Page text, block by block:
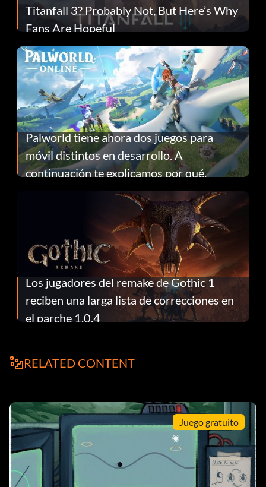
Titanfall 3? Probably Not, But Here’s Why
Fans Are Hopeful
Palworld tiene ahora dos juegos para
móvil distintos en desarrollo. A
continuación te explicamos por qué.
Los jugadores del remake de Gothic 1
reciben una larga lista de correcciones en
el parche 1.0.4
RELATED CONTENT
Juego gratuito